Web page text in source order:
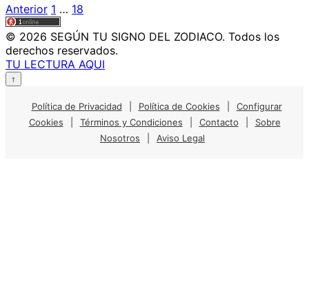
Paginación
de
entradas
Anterior 1 … 18
© 2026 SEGÚN TU SIGNO DEL ZODIACO. Todos los
derechos reservados.
TU LECTURA AQUI
↑
Política de Privacidad Política de Cookies
Configurar
Cookies
Términos y Condiciones Contacto
Sobre
Nosotros
Aviso Legal